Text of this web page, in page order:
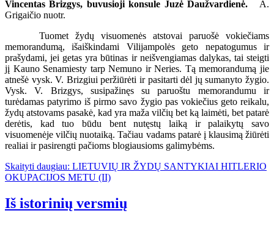
Vincentas Brizgys, buvusioji konsule Juzė Daužvardienė.A.
Grigaičio nuotr.
Tuomet žydų visuomenės atstovai paruošė vokiečiams
memorandumą, išaiškindami Vilijampolės geto nepatogumus ir
prašydami, jei getas yra būtinas ir neišvengiamas dalykas, tai steigti
jį Kauno Senamiesty tarp Nemuno ir Neries. Tą memorandumą jie
atnešė vysk. V. Brizgiui peržiūrėti ir pasitarti dėl jų sumanyto žygio.
Vysk. V. Brizgys, susipažinęs su paruoštu memorandumu ir
turėdamas patyrimo iš pirmo savo žygio pas vokiečius geto reikalu,
žydų atstovams pasakė, kad yra maža vilčių bet ką laimėti, bet patarė
derėtis, kad tuo būdu bent nutęstų laiką ir palaikytų savo
visuomenėje vilčių nuotaiką. Tačiau vadams patarė į klausimą žiūrėti
realiai ir pasirengti pačioms blogiausioms galimybėms.
Skaityti daugiau: LIETUVIŲ IR ŽYDŲ SANTYKIAI HITLERIO
OKUPACIJOS METU (II)
Iš istorinių versmių